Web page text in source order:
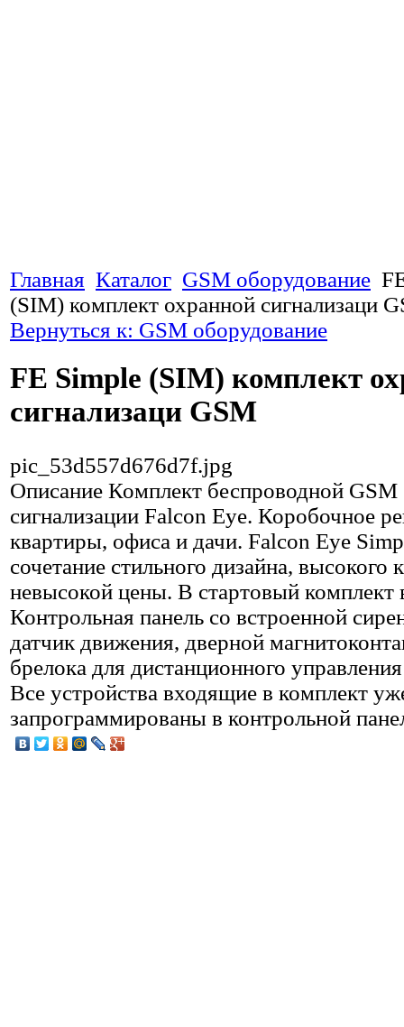
Главная Каталог GSM оборудование
(SIM) комплект охранной сигнализаци
Вернуться к: GSM оборудование
FE Simple (SIM) комплект
сигнализаци GSM
pic_53d557d676d7f.jpg
Описание Комплект беспроводной GSM
сигнализации Falcon Eye. Коробочное
квартиры, офиса и дачи. Falcon Eye
сочетание стильного дизайна, высокого
невысокой цены. В стартовый комплект
Контрольная панель со встроенной
датчик движения, дверной
брелока для дистанционного
Все устройства входящие в комплект
запрограммированы в контрольной